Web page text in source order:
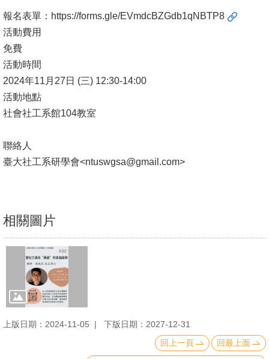
深
耕
辦
法
及
文
件
心
輔
研
資
源
報名表單： https://forms.gle/EVmdcBZGdb1qNBTP8
活動費用
免費
活動時間
2024年11月27日 (三) 12:30-14:00
活動地點
社會社工系館104教室
聯絡人
臺大社工系研學會<ntuswgsa@gmail.com>
相關圖片
上版日期：2024-11-05
下版日期：2027-12-31
回上一頁
回最上面